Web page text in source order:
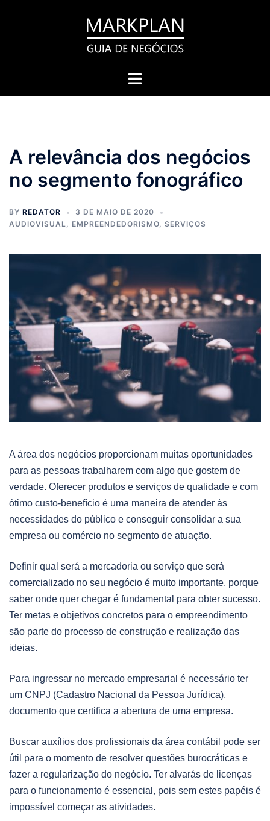
Toggle
A relevância dos negócios
no segmento fonográfico
BY REDATOR
3 DE MAIO DE 2020
AUDIOVISUAL, EMPREENDEDORISMO, SERVIÇOS
A área dos negócios proporcionam muitas oportunidades
para as pessoas trabalharem com algo que gostem de
verdade. Oferecer produtos e serviços de qualidade e com
ótimo custo-benefício é uma maneira de atender às
necessidades do público e conseguir consolidar a sua
empresa ou comércio no segmento de atuação.
Definir qual será a mercadoria ou serviço que será
comercializado no seu negócio é muito importante, porque
saber onde quer chegar é fundamental para obter sucesso.
Ter metas e objetivos concretos para o empreendimento
são parte do processo de construção e realização das
ideias.
Para ingressar no mercado empresarial é necessário ter
um CNPJ (Cadastro Nacional da Pessoa Jurídica),
documento que certifica a abertura de uma empresa.
Buscar auxílios dos profissionais da área contábil pode ser
útil para o momento de resolver questões burocráticas e
fazer a regularização do negócio. Ter alvarás de licenças
para o funcionamento é essencial, pois sem estes papéis é
impossível começar as atividades.